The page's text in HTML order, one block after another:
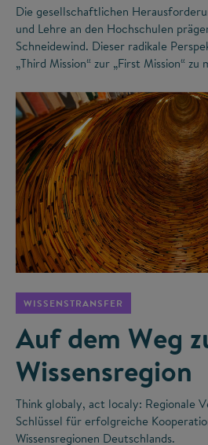
Die gesellschaftlichen
und Lehre an den Hochschulen
Schneidewind. Dieser radikale
„Third Mission“ zur „First Mission“ zu
WISSENSTRANSFER
Auf dem Weg
Wissensregion
Think globaly, act localy: Regionale
Schlüssel für erfolgreiche
Wissensregionen Deutschlands.